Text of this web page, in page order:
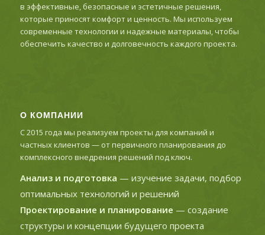
в эффективные, безопасные и эстетичные решения,
которые приносят комфорт и ценность. Мы используем
современные технологии и надежные материалы, чтобы
обеспечить качество и долговечность каждого проекта.
О КОМПАНИИ
С 2015 года мы реализуем проекты для компаний и
частных клиентов — от первичного планирования до
комплексного внедрения решений под ключ.
Анализ и подготовка — изучение задачи, подбор
оптимальных технологий и решений
Проектирование и планирование — создание
структуры и концепции будущего проекта